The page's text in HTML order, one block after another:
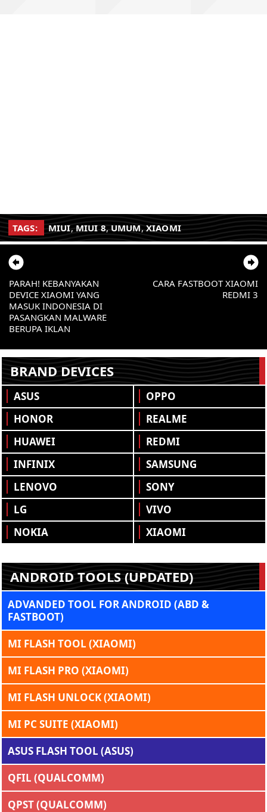
TAGS: MIUI, MIUI 8, UMUM, XIAOMI
CARA FASTBOOT XIAOMI
REDMI 3
PARAH! KEBANYAKAN
DEVICE XIAOMI YANG
MASUK INDONESIA DI
PASANGKAN MALWARE
BERUPA IKLAN
BRAND DEVICES
ASUS
HONOR
HUAWEI
INFINIX
LENOVO
LG
NOKIA
OPPO
REALME
REDMI
SAMSUNG
SONY
VIVO
XIAOMI
ANDROID TOOLS (UPDATED)
ADVANDED TOOL FOR ANDROID (ABD &
FASTBOOT)
MI FLASH TOOL (XIAOMI)
MI FLASH PRO (XIAOMI)
MI FLASH UNLOCK (XIAOMI)
MI PC SUITE (XIAOMI)
ASUS FLASH TOOL (ASUS)
QFIL (QUALCOMM)
QPST (QUALCOMM)